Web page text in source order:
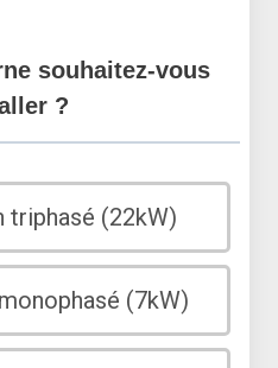
souhaitez-vous
?
triphasé (22kW)
(7kW)